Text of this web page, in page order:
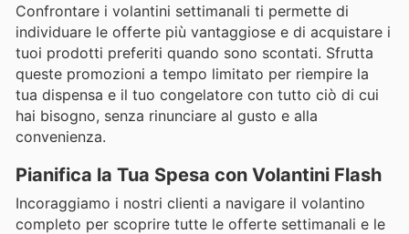
Confrontare i volantini settimanali ti permette di
individuare le offerte più vantaggiose e di acquistare i
tuoi prodotti preferiti quando sono scontati. Sfrutta
queste promozioni a tempo limitato per riempire la
tua dispensa e il tuo congelatore con tutto ciò di cui
hai bisogno, senza rinunciare al gusto e alla
convenienza.
Pianifica la Tua Spesa con Volantini Flash
Incoraggiamo i nostri clienti a navigare il volantino
completo per scoprire tutte le offerte settimanali e le